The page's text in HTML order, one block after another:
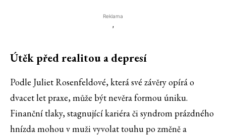
Reklama
'
Útěk před realitou a depresí
Podle Juliet Rosenfeldové, která své závěry opírá o
dvacet let praxe, může být nevěra formou úniku.
Finanční tlaky, stagnující kariéra či syndrom prázdného
hnízda mohou v muži vyvolat touhu po změně a